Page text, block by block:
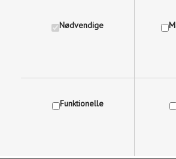
Nødvendige
Funktionelle